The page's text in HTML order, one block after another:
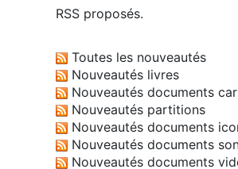
RSS proposés.
Toutes les nouveautés
Nouveautés livres
Nouveautés documents
Nouveautés partitions
Nouveautés documents
Nouveautés documents
Nouveautés documents